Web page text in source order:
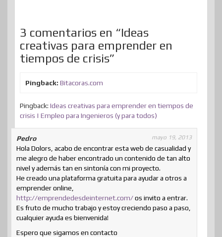
3 comentarios en “Ideas
creativas para emprender en
tiempos de crisis”
Pingback: Bitacoras.com
Pingback: Ideas creativas para emprender en tiempos de
crisis | Empleo para Ingenieros (y para todos)
Pedro mayo 19, 2013
Hola Dolors, acabo de encontrar esta web de casualidad y
me alegro de haber encontrado un contenido de tan alto
nivel y además tan en sintonía con mi proyecto.
He creado una plataforma gratuita para ayudar a otros a
emprender online,
http://emprendedesdeinternet.com/os invito a entrar.
Es fruto de mucho trabajo y estoy creciendo paso a paso,
cualquier ayuda es bienvenida!
Espero que sigamos en contacto